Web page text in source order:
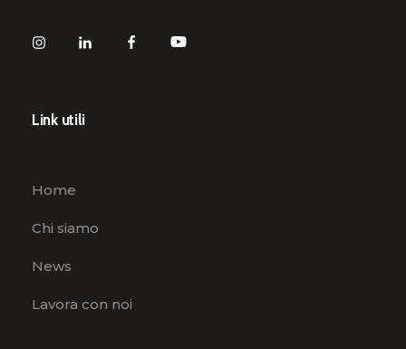
Link utili
Home
Chi siamo
News
Lavora con noi